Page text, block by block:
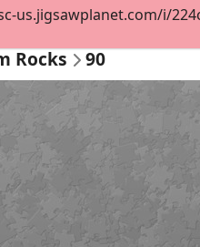
Rocks 90
us.jigsawplanet.com/i/